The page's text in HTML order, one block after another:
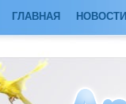
ГЛАВНАЯ НОВОСТИ